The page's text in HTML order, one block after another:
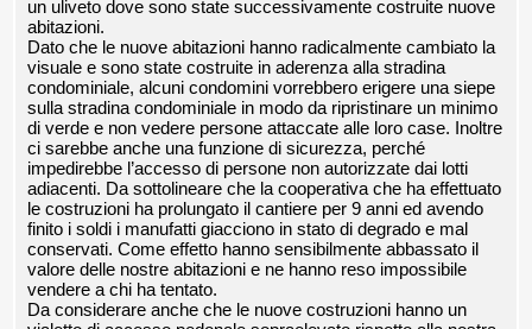
un uliveto dove sono state successivamente costruite nuove
abitazioni.
Dato che le nuove abitazioni hanno radicalmente cambiato la
visuale e sono state costruite in aderenza alla stradina
condominiale, alcuni condomini vorrebbero erigere una siepe
sulla stradina condominiale in modo da ripristinare un minimo
di verde e non vedere persone attaccate alle loro case. Inoltre
ci sarebbe anche una funzione di sicurezza, perché
impedirebbe l’accesso di persone non autorizzate dai lotti
adiacenti. Da sottolineare che la cooperativa che ha effettuato
le costruzioni ha prolungato il cantiere per 9 anni ed avendo
finito i soldi i manufatti giacciono in stato di degrado e mal
conservati. Come effetto hanno sensibilmente abbassato il
valore delle nostre abitazioni e ne hanno reso impossibile
vendere a chi ha tentato.
Da considerare anche che le nuove costruzioni hanno un